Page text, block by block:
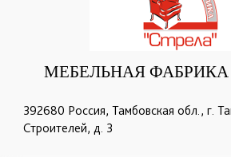
МЕБЕЛЬНАЯ ФАБРИКА
392680 Россия, Тамбовская обл., г.
Строителей, д. 3